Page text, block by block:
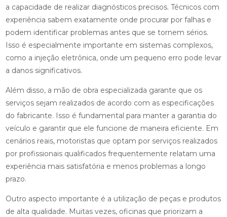
a capacidade de realizar diagnósticos precisos. Técnicos com
experiência sabem exatamente onde procurar por falhas e
podem identificar problemas antes que se tornem sérios.
Isso é especialmente importante em sistemas complexos,
como a injeção eletrônica, onde um pequeno erro pode levar
a danos significativos.
Além disso, a mão de obra especializada garante que os
serviços sejam realizados de acordo com as especificações
do fabricante. Isso é fundamental para manter a garantia do
veículo e garantir que ele funcione de maneira eficiente. Em
cenários reais, motoristas que optam por serviços realizados
por profissionais qualificados frequentemente relatam uma
experiência mais satisfatória e menos problemas a longo
prazo.
Outro aspecto importante é a utilização de peças e produtos
de alta qualidade. Muitas vezes, oficinas que priorizam a